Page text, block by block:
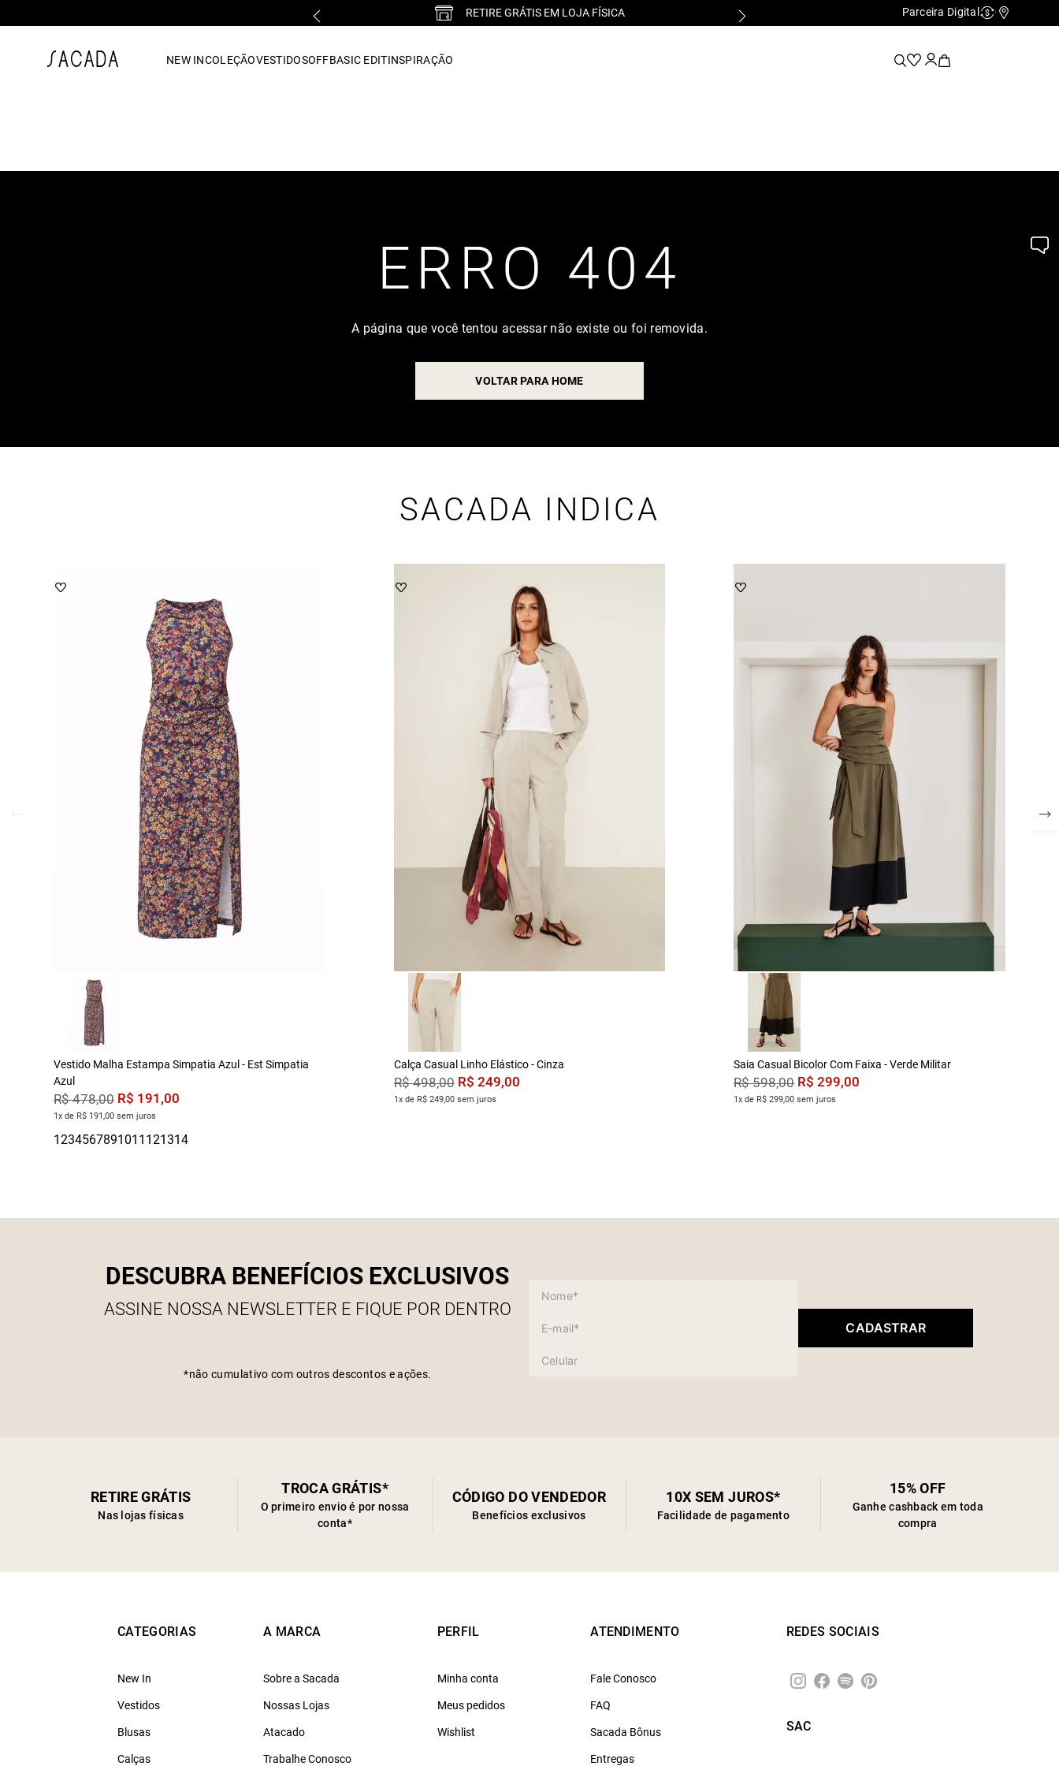
RETIRE GRÁTIS EM LOJA FÍSICA PRIMEIRA TROCA GRÁTIS*
Parceira Digital Cashback
NEW INCOLEÇÃOVESTIDOSOFFBASIC EDITINSPIRAÇÃO
ERRO 404
A página que você tentou acessar não existe ou foi removida.
VOLTAR PARA HOME
SACADA INDICA
Vestido Malha Estampa Simpatia Azul - Est Simpatia
Azul
R$ 478,00 R$ 191 ,00
1x de R$ 191,00 sem juros
Calça Casual Linho Elástico - Cinza
R$ 498,00 R$ 249,00
1x de R$ 249,00 sem juros
Saia Casual Bicolor Com Faixa - Verde Militar
R$ 598,00 R$ 299,00
1x de R$ 299,00 sem juros
DESCUBRA BENEFÍCIOS EXCLUSIVOS
ASSINE NOSSA NEWSLETTER E FIQUE POR DENTRO
*não cumulativo com outros descontos e ações.
CADASTRAR
RETIRE GRÁTIS
Nas lojas físicas
TROCA GRÁTIS*
O primeiro envio é por nossa
conta*
CÓDIGO DO VENDEDOR
Benefícios exclusivos
10X SEM JUROS*
Facilidade de pagamento
15% OFF
Ganhe cashback em toda
compra
CATEGORIAS
New In
Vestidos
Blusas
Calças
A MARCA
Sobre a Sacada
Nossas Lojas
Atacado
Trabalhe Conosco
PERFIL
Minha conta
Meus pedidos
Wishlist
ATENDIMENTO
Fale Conosco
FAQ
Sacada Bônus
Entregas
REDES SOCIAIS
SAC
vestido midi
7º macacão